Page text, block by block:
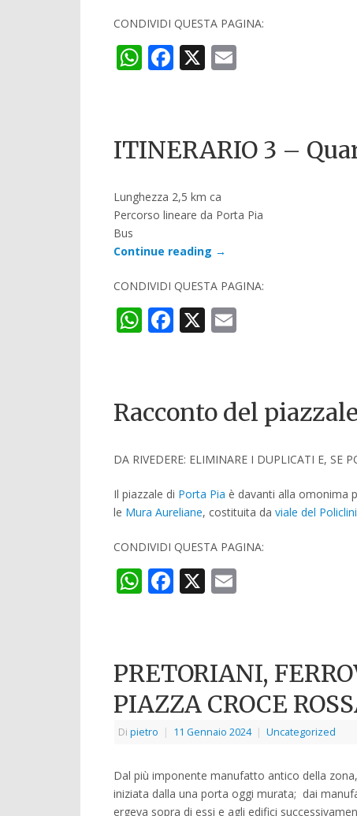
CONDIVIDI QUESTA PAGINA:
WhatsApp
Facebook
X
ITINERARIO 3 –
Lunghezza 2,5 km ca
Percorso lineare da Porta Pia
Bus
Continue reading →
CONDIVIDI QUESTA PAGINA:
WhatsApp
Facebook
X
Racconto del
DA RIVEDERE: ELIMINARE I DUPLICATI E, SE
Il piazzale di Porta Pia è davanti alla omonima
le Mura Aureliane, costituita da viale del
CONDIVIDI QUESTA PAGINA:
WhatsApp
Facebook
X
PRETORIANI,
PIAZZA CROCE
Di pietro | 11 Gennaio 2024 | Uncategorized
Dal più imponente manufatto antico della
iniziata dalla una porta oggi murata; dai
ergeva sopra di essi e agli edifici